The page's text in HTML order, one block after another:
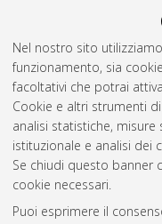
Nel nostro sito
funzionamento, sia
facoltativi che potrai
Cookie e altri strumenti
analisi statistiche,
istituzionale e analisi dei
Se chiudi questo banner
cookie necessari.
Puoi esprimere il
uno schema di controllo
di tipo transformerless.
Bologna, Corso di
[LM-DM270],
Questa lista e' stata
Atom